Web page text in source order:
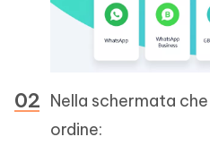
Nella schermata
ordine: